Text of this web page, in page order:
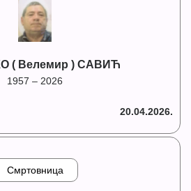
( Велемир ) САВИЋ
1957 – 2026
20.04.2026.
Смртовница